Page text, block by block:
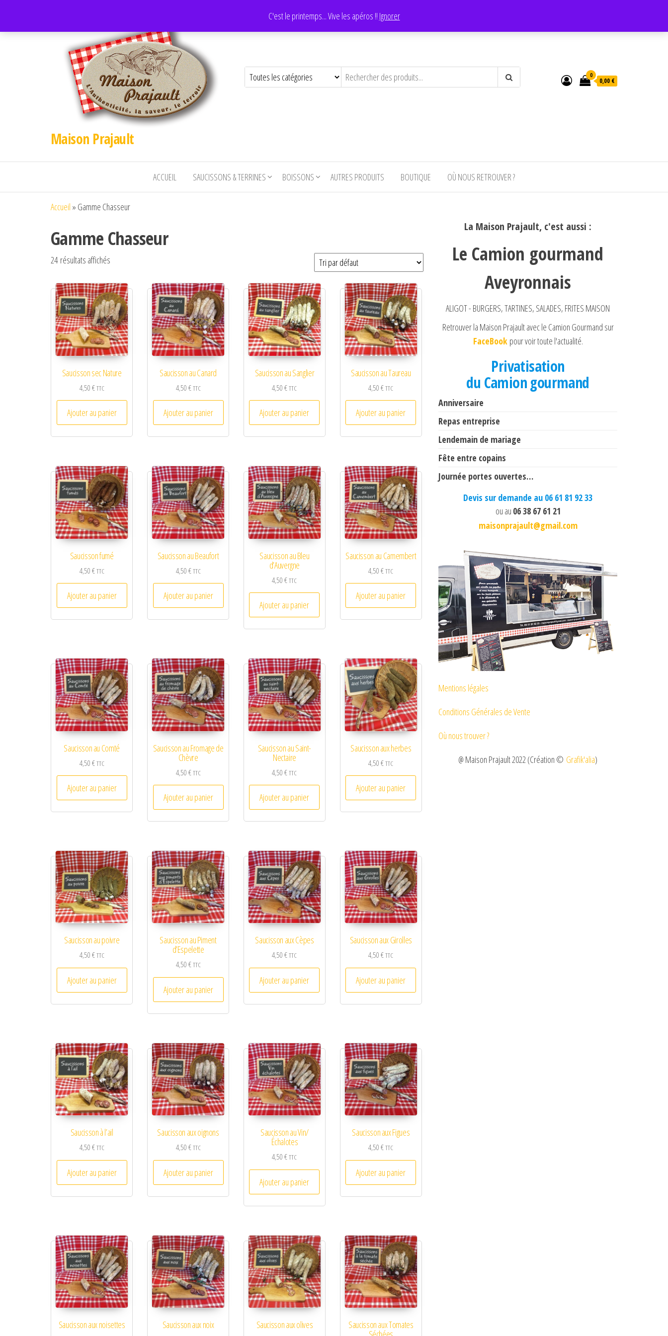
C'est le printemps... Vive les apéros !! Ignorer
Maison Prajault
0
0,00 €
ACCUEIL SAUCISSONS & TERRINES BOISSONS AUTRES PRODUITS BOUTIQUE OÙ NOUS RETROUVER ?
Accueil » Gamme Chasseur
Gamme Chasseur
24 résultats affichés
Saucisson sec Nature
4,50€TTC
Ajouter au panier
Saucisson au Canard
4,50€TTC
Ajouter au panier
Saucisson au Sanglier
4,50€TTC
Ajouter au panier
Saucisson au Taureau
4,50€TTC
Ajouter au panier
Saucisson fumé
4,50€TTC
Ajouter au panier
Saucisson au Beaufort
4,50€TTC
Ajouter au panier
Saucisson au Bleu
d’Auvergne
4,50€TTC
Ajouter au panier
Saucisson au Camembert
4,50€TTC
Ajouter au panier
Saucisson au Comté
4,50€TTC
Ajouter au panier
Saucisson au Fromage de
Chèvre
4,50€TTC
Ajouter au panier
Saucisson au Saint-
Nectaire
4,50€TTC
Ajouter au panier
Saucisson aux herbes
4,50€TTC
Ajouter au panier
Saucisson au poivre
4,50€TTC
Ajouter au panier
Saucisson au Piment
d’Espelette
4,50€TTC
Ajouter au panier
Saucisson aux Cèpes
4,50€TTC
Ajouter au panier
Saucisson aux Girolles
4,50€TTC
Ajouter au panier
Saucisson à l’ail
4,50€TTC
Ajouter au panier
Saucisson aux oignons
4,50€TTC
Ajouter au panier
Saucisson au Vin/
Échalotes
4,50€TTC
Ajouter au panier
Saucisson aux Figues
4,50€TTC
Ajouter au panier
Saucisson aux noisettes Saucisson aux noix Saucisson aux olives Saucisson aux Tomates
La Maison Prajault, c'est aussi :
Le Camion gourmand
Aveyronnais
ALIGOT - BURGERS, TARTINES, SALADES, FRITES MAISON
Retrouver la Maison Prajault avec le Camion Gourmand sur
FaceBook pour voir toute l'actualité.
Privatisation
du Camion gourmand
Anniversaire
Repas entreprise
Lendemain de mariage
Fête entre copains
Journée portes ouvertes…
Devis sur demande au 06 61 81 92 33
ou au 06 38 67 61 21
maisonprajault@gmail.com
Mentions légales
Conditions Générales de Vente
Où nous trouver ?
@ Maison Prajault 2022 (Création © Grafik'alia)